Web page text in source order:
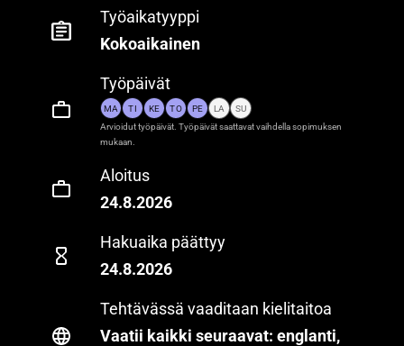
Työaikatyyppi
Kokoaikainen
Työpäivät
MA TI KE TO PE LA
SU
Arvioidut työpäivät. Työpäivät saattavat vaihdella sopimuksen
mukaan.
Aloitus
24.8.2026
Hakuaika päättyy
24.8.2026
Tehtävässä vaaditaan kielitaitoa
Vaatii kaikki seuraavat: englanti,